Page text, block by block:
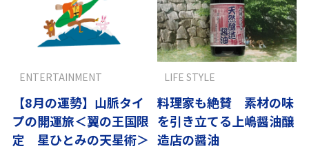
【8月の運勢】山脈タイ
プの開運旅＜翼の王国限
定 星ひとみの天星術＞
ENTERTAINMENT
料理家も絶賛 素材の味
を引き立てる上嶋醤油醸
造店の醤油
LIFE STYLE